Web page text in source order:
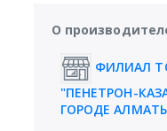
О
ФИЛИАЛ
"ПЕНЕТРОН-
ГОРОДЕ